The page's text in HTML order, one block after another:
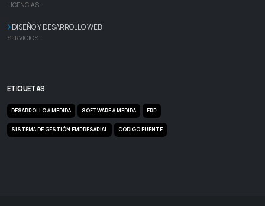
LICENCIAS
DISEÑO Y DESARROLLO WEB
SERVICIOS
ETIQUETAS
DESARROLLO A MEDIDA SOFTWARE A MEDIDA ERP
SISTEMA DE GESTIÓN EMPRESARIAL CÓDIGO FUENTE